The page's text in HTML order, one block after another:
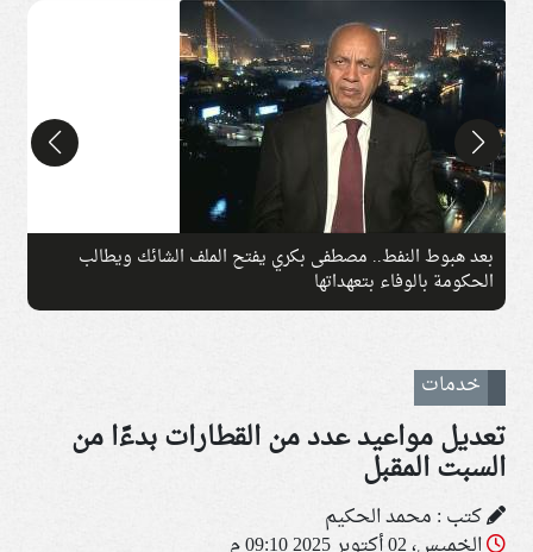
بعد هبوط النفط.. مصطفى بكري يفتح الملف الشائك ويطالب
الحكومة بالوفاء بتعهداتها
خدمات
تعديل مواعيد عدد من القطارات بدءًا من
السبت المقبل
كتب : محمد الحكيم